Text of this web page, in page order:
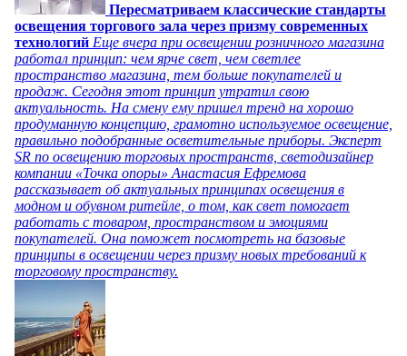
Пересматриваем классические стандарты
освещения торгового зала через призму современных
технологий Еще вчера при освещении розничного магазина
работал принцип: чем ярче свет, чем светлее
пространство магазина, тем больше покупателей и
продаж. Сегодня этот принцип утратил свою
актуальность. На смену ему пришел тренд на хорошо
продуманную концепцию, грамотно используемое освещение,
правильно подобранные осветительные приборы. Эксперт
SR по освещению торговых пространств, светодизайнер
компании «Точка опоры» Анастасия Ефремова
рассказывает об актуальных принципах освещения в
модном и обувном ритейле, о том, как свет помогает
работать с товаром, пространством и эмоциями
покупателей. Она поможет посмотреть на базовые
принципы в освещении через призму новых требований к
торговому пространству.